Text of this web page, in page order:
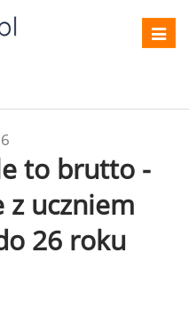
to brutto -
z uczniem
26 roku